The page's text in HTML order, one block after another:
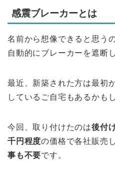
感震ブレーカーとは
名前から想像できると思う
自動的にブレーカーを遮断
最近、新築された方は最初
しているご自宅もあるかも
今回、取り付けたのは後付
千円程度の価格で各社販売
事も不要です。